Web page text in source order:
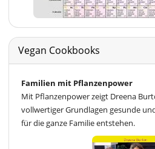
Vegan Cookbooks
Familien mit Pflanzenpower
Mit Pflanzenpower zeigt Dreena
vollwertiger Grundlagen gesunde
für die ganze Familie entstehen.